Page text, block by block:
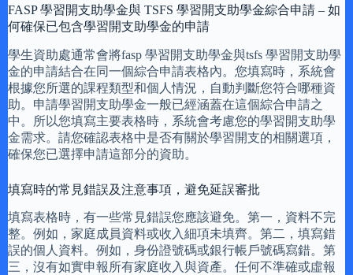
FASP 學習開支助學金與 TSFS 學習開支助學金綜合申請 – 如
何確保已包含學習開支助學金的申請
學生資助處通常會將fasp 學習開支助學金與tsfs 學習開支助學
金的申請結合在同一個綜合申請表格內。您填寫時，系統會
根據您所選的課程類型和個人情況，自動判斷您符合哪種資
助。申請學習開支助學金一般已經涵蓋在這個綜合申請之
中。所以您填寫主要表格時，系統會考慮您的學習開支助學
金需求。請您確認表格中是否有關於學習開支的相關選項，
確保您已選擇申請這部分的資助。
填寫時的常見錯誤及注意事項，避免延誤審批
填寫表格時，有一些常見錯誤您應該避免。第一，資料不完
整。例如，家庭成員資料或收入細項未填齊。第二，填寫錯
誤的個人資料。例如，身份證號碼或銀行帳戶號碼寫錯。第
三，沒有如實申報所有家庭收入與資產。任何不準確或虛報